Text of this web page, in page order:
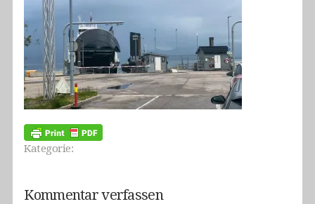
Kategorie:
Kommentar verfassen